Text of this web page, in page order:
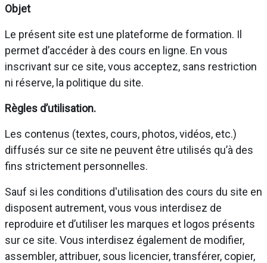
Objet
Le présent site est une plateforme de formation. Il
permet d’accéder à des cours en ligne. En vous
inscrivant sur ce site, vous acceptez, sans restriction
ni réserve, la politique du site.
Règles d’utilisation.
Les contenus (textes, cours, photos, vidéos, etc.)
diffusés sur ce site ne peuvent être utilisés qu’à des
fins strictement personnelles.
Sauf si les conditions d'utilisation des cours du site en
disposent autrement, vous vous interdisez de
reproduire et d’utiliser les marques et logos présents
sur ce site. Vous interdisez également de modifier,
assembler, attribuer, sous licencier, transférer, copier,